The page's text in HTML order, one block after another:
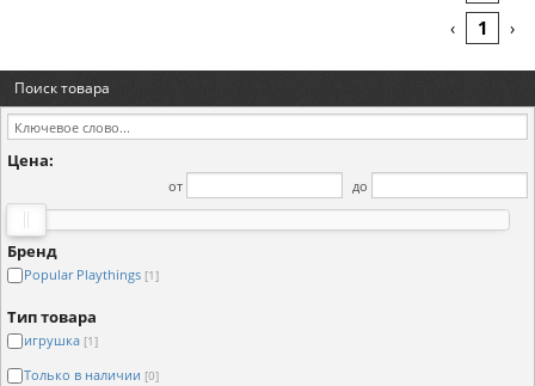
Цена ▲
Цена ▼
‹
1 ›
Поиск товара
Цена:
от до
Бренд
Popular Playthings [1]
Тип товара
игрушка [1]
Только в наличии [0]